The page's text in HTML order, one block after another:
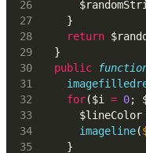
    }
return
  }
public
for($i = 0;
      $lineColor
imageline(
    }